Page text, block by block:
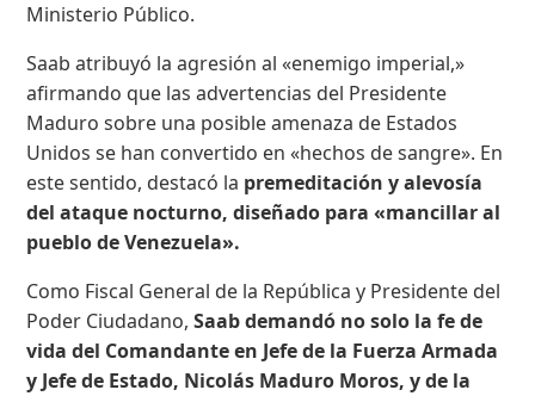
Ministerio Público.
Saab atribuyó la agresión al «enemigo imperial,»
afirmando que las advertencias del Presidente
Maduro sobre una posible amenaza de Estados
Unidos se han convertido en «hechos de sangre». En
este sentido, destacó la premeditación y alevosía
del ataque nocturno, diseñado para «mancillar al
pueblo de Venezuela».
Como Fiscal General de la República y Presidente del
Poder Ciudadano, Saab demandó no solo la fe de
vida del Comandante en Jefe de la Fuerza Armada
y Jefe de Estado, Nicolás Maduro Moros, y de la